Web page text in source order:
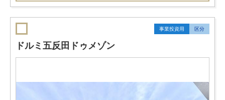
事業投資用 区分
ドルミ五反田ドゥメゾン